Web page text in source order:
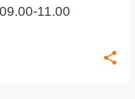
11.00